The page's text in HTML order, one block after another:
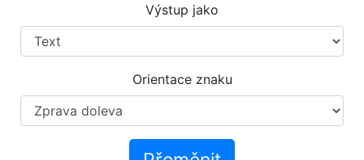
Výstup jako
Orientace znaku